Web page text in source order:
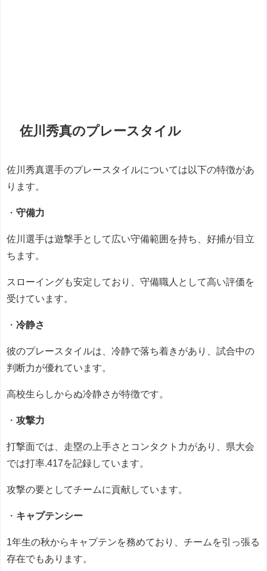
佐川秀真のプレースタイル
佐川秀真選手のプレースタイルについては以下の特徴があ
ります。
・ 守備力
佐川選手は遊撃手として広い守備範囲を持ち、好捕が目立
ちます。
スローイングも安定しており、守備職人として高い評価を
受けています。
・ 冷静さ
彼のプレースタイルは、冷静で落ち着きがあり、試合中の
判断力が優れています。
高校生らしからぬ冷静さが特徴です。
・ 攻撃力
打撃面では、走塁の上手さとコンタクト力があり、県大会
では打率.417を記録しています。
攻撃の要としてチームに貢献しています。
・ キャプテンシー
1年生の秋からキャプテンを務めており、チームを引っ張る
存在でもあります。